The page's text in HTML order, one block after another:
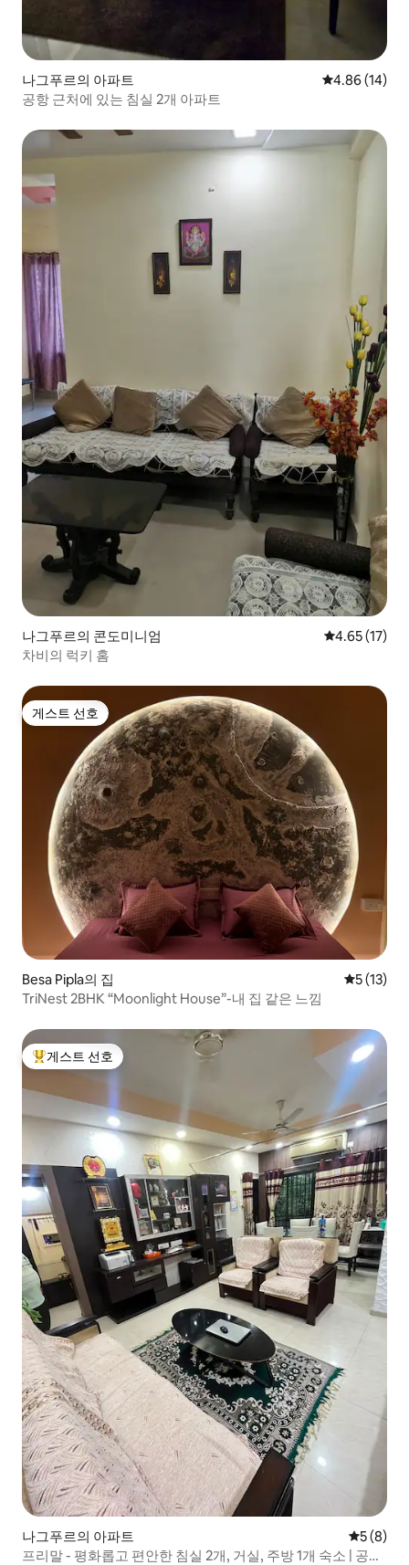
나그푸르의 아파트 평점 4.86점(5
4.86 (14)
공항 근처에 있는 침실 2개 아파트
나그푸르의 콘도미니엄 평점 4.65점
4.65 (17)
차비의 럭키 홈
게스트 선호
게스트 선호
Besa Pipla의 집 평점 5점
5 (13)
TriNest 2BHK “Moonlight House”-내 집 같은 느낌
상위 게스트 선호
게스트 선호
나그푸르의 아파트 평점 5점
5 (8)
프리말 - 평화롭고 편안한 침실 2개, 거실, 주방 1개 숙소 | 공항